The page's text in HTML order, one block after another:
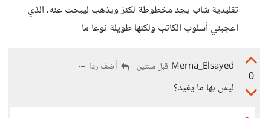
تقليدية شاب يجد مخطوطة لكنز ويذهب ليبحث عنه، الذي
أعجبني أسلوب الكاتب ولكنها طويلة نوعا ما
0
Merna_Elsayed قبل سنتين أضف ردا
ليس بها ما يفيد؟